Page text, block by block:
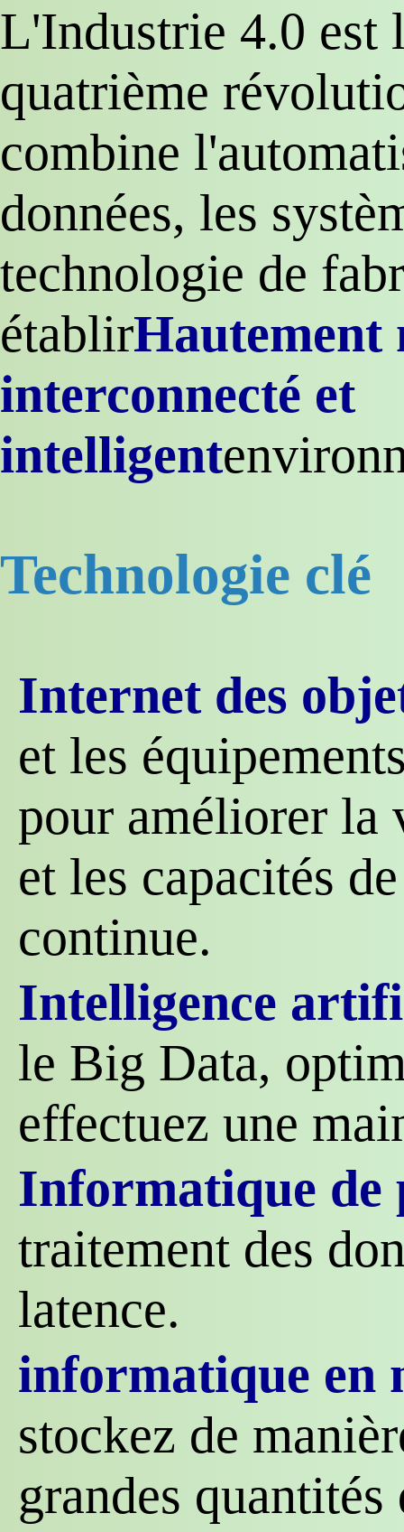
L'Industrie 4.0 est
quatrième
combine
données, les
technologie de
établirHautement
interconnecté et
intelligent
Technologie clé
Internet des
et les
pour améliorer la
et les capacités
continue.
Intelligence
le Big Data,
effectuez une
Informatique de
traitement des
latence.
informatique en
stockez de
grandes quantités